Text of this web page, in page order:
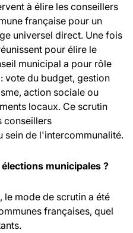
à élire les conseillers
française pour un
universel direct. Une fois
pour élire le
municipal a pour rôle
vote du budget, gestion
action sociale ou
locaux. Ce scrutin
conseillers
sein de l'intercommunalité.
municipales ?
le mode de scrutin a été
françaises, quel